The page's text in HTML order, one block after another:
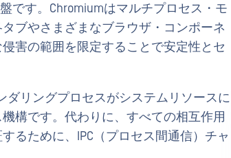
です。Chromiumはマルチプロセス・モ
ブやさまざまなブラウザ・コンポーネ
害の範囲を限定することで安定性とセ
ダリングプロセスがシステムリソースに
構です。代わりに、すべての相互作用
るために、IPC（プロセス間通信）チャ